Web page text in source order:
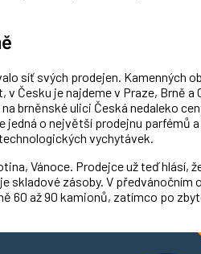
síť svých prodejen. Kamenných
Česku je najdeme v Praze, Brně a
brněnské ulici Česká nedaleko
jedná o největší prodejnu parfémů
vychytávek.
Vánoce. Prodejce už teď hlásí,
skladové zásoby. V předvánočním
60 až 90 kamionů, zatímco po